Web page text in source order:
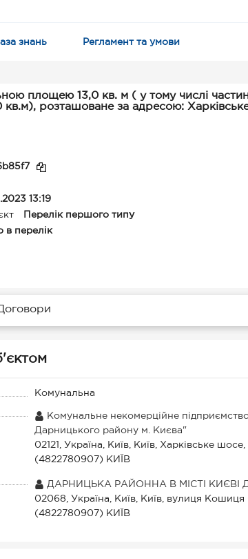
знань Регламент та умови
площею 13,0 кв. м ( у тому числі
кв.м), розташоване за адресою:
13:19
Перелік першого типу
в перелік
Комунальна
Комунальне некомерційне
Дарницького району м. Києва"
02121, Україна, Київ, Київ, Харківське шосе,
(4822780907) КИЇВ
ДАРНИЦЬКА РАЙОННА В МІСТІ КИЄВІ
02068, Україна, Київ, Київ, вулиця Кошиця
(4822780907) КИЇВ